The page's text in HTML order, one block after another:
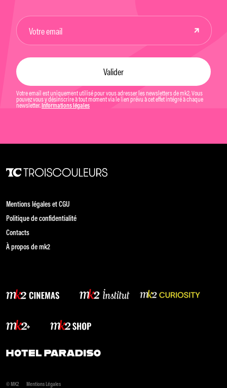
Votre email est uniquement utilisé pour vous adresser les newsletters de mk2. Vous
pouvez vous y désinscrire à tout moment via le lien prévu à cet effet intégré à chaque
newsletter. Informations légales
Mentions légales et CGU
Politique de confidentialité
Contacts
À propos de mk2
© MK2 Mentions Légales